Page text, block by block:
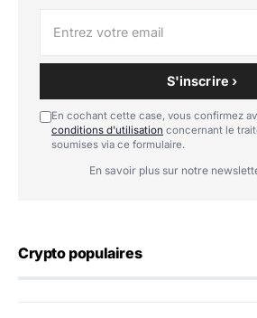
S'inscrire ›
En cochant cette case, vous confirmez
conditions d'utilisation concernant le
soumises via ce formulaire.
En savoir plus sur notre
Crypto populaires